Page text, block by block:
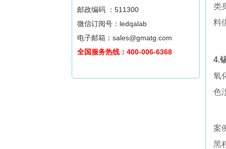
邮政编码 ：511300
微信订阅号：ledqalab
电子邮箱：sales@gmatg.com
全国服务热线：400-006-6368
类
料
4.
氧
色
案
黑